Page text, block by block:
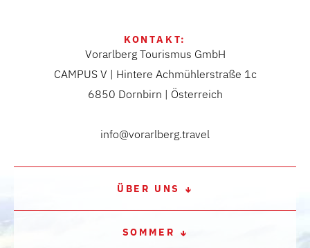
KONTAKT:
Vorarlberg Tourismus GmbH
CAMPUS V | Hintere Achmühlerstraße 1c
6850 Dornbirn | Österreich
info@vorarlberg.travel
ÜBER UNS
SOMMER